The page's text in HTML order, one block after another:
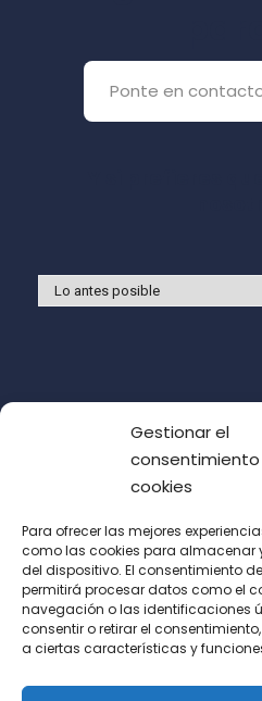
Gestionar el
consentimiento
cookies
Para ofrecer las mejores
como las cookies para
del dispositivo. El consentimiento
permitirá procesar datos como el
navegación o las identificaciones
consentir o retirar el
a ciertas características y
Ponte en
Acepto las